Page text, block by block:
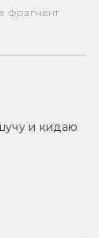
фрагмент
и кидаю